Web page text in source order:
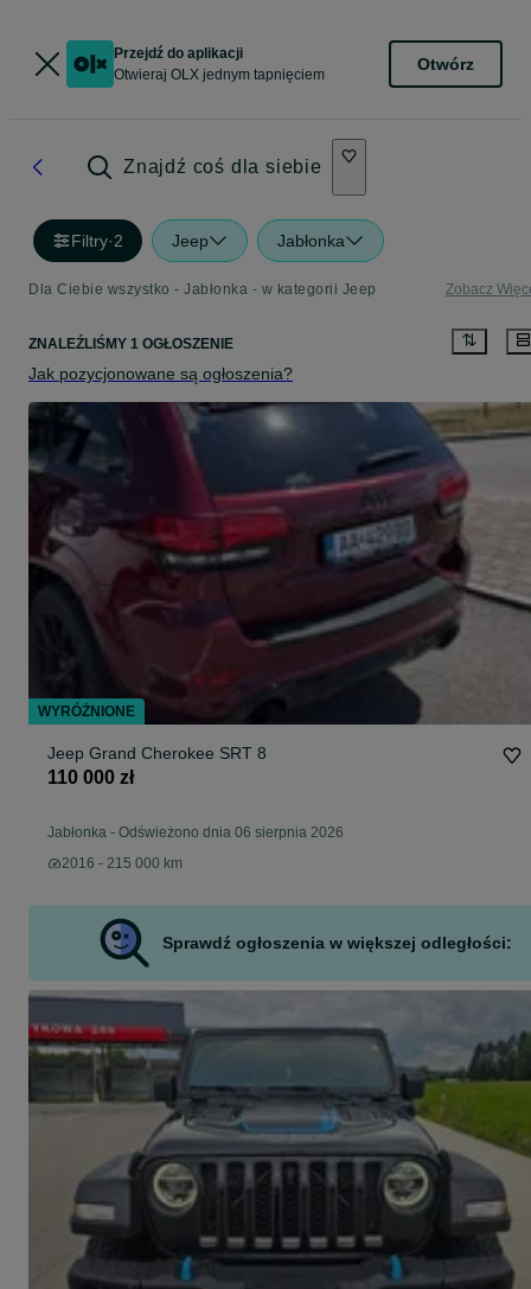
Przejdź do aplikacji
Otwieraj OLX jednym tapnięciem
Otwórz
Znajdź coś dla siebie
Filtry·2 Jeep Jabłonka
Dla Ciebie wszystko - Jabłonka - w kategorii Jeep Zobacz
ZNALEŹLIŚMY 1 OGŁOSZENIE
Jak pozycjonowane są ogłoszenia?
Jeep Grand Cherokee SRT 8
110 000 zł
Jabłonka - Odświeżono dnia 06 sierpnia 2026
2016 - 215 000 km
WYRÓŻNIONE
Sprawdź ogłoszenia w większej odległości: